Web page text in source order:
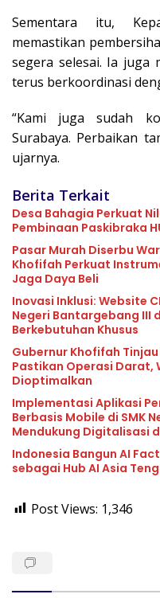
Sementara itu,
memastikan
segera selesai. Ia juga
terus berkoordinasi
“Kami juga sudah
Surabaya. Perbaikan
ujarnya.
Berita Terkait
Desa Bahagia Perkuat
Pembinaan Paskibraka
Pasar Murah Diserbu
Khofifah Perkuat
Jaga Daya Beli
Inovasi Inklusi: Website
Negeri Bantargebang III
Berkebutuhan Khusus
Gubernur Khofifah
Pastikan Operasi Darat,
Dioptimalkan
Implementasi Aplikasi
Berbasis Mobile di SMK
Mendukung Digitalisasi
Indonesia Bangun AI
sebagai Hub AI Asia
Post Views: 1,346